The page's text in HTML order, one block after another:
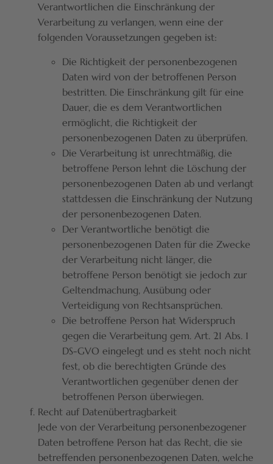
Verantwortlichen die Einschränkung der
Verarbeitung zu verlangen, wenn eine der
folgenden Voraussetzungen gegeben ist:
Die Richtigkeit der personenbezogenen
Daten wird von der betroffenen Person
bestritten. Die Einschränkung gilt für eine
Dauer, die es dem Verantwortlichen
ermöglicht, die Richtigkeit der
personenbezogenen Daten zu überprüfen.
Die Verarbeitung ist unrechtmäßig, die
betroffene Person lehnt die Löschung der
personenbezogenen Daten ab und verlangt
stattdessen die Einschränkung der Nutzung
der personenbezogenen Daten.
Der Verantwortliche benötigt die
personenbezogenen Daten für die Zwecke
der Verarbeitung nicht länger, die
betroffene Person benötigt sie jedoch zur
Geltendmachung, Ausübung oder
Verteidigung von Rechtsansprüchen.
Die betroffene Person hat Widerspruch
gegen die Verarbeitung gem. Art. 21 Abs. 1
DS-GVO eingelegt und es steht noch nicht
fest, ob die berechtigten Gründe des
Verantwortlichen gegenüber denen der
betroffenen Person überwiegen.
Recht auf Datenübertragbarkeit
Jede von der Verarbeitung personenbezogener
Daten betroffene Person hat das Recht, die sie
betreffenden personenbezogenen Daten, welche